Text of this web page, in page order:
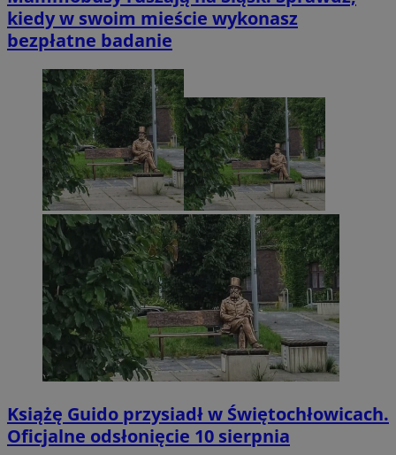
kiedy w swoim mieście wykonasz
bezpłatne badanie
Książę Guido przysiadł w Świętochłowicach.
Oficjalne odsłonięcie 10 sierpnia